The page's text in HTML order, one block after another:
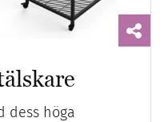
dess höga